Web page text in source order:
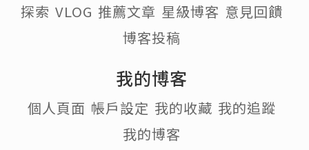
探索 VLOG 推薦文章 星級博客 意見回饋
博客投稿
我的博客
個人頁面 帳戶設定 我的收藏 我的追蹤
我的博客